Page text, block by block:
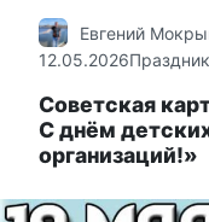
Евгений
12.05.2026
Советская
С днём
организаций!»